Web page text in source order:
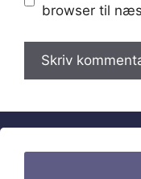
browser til